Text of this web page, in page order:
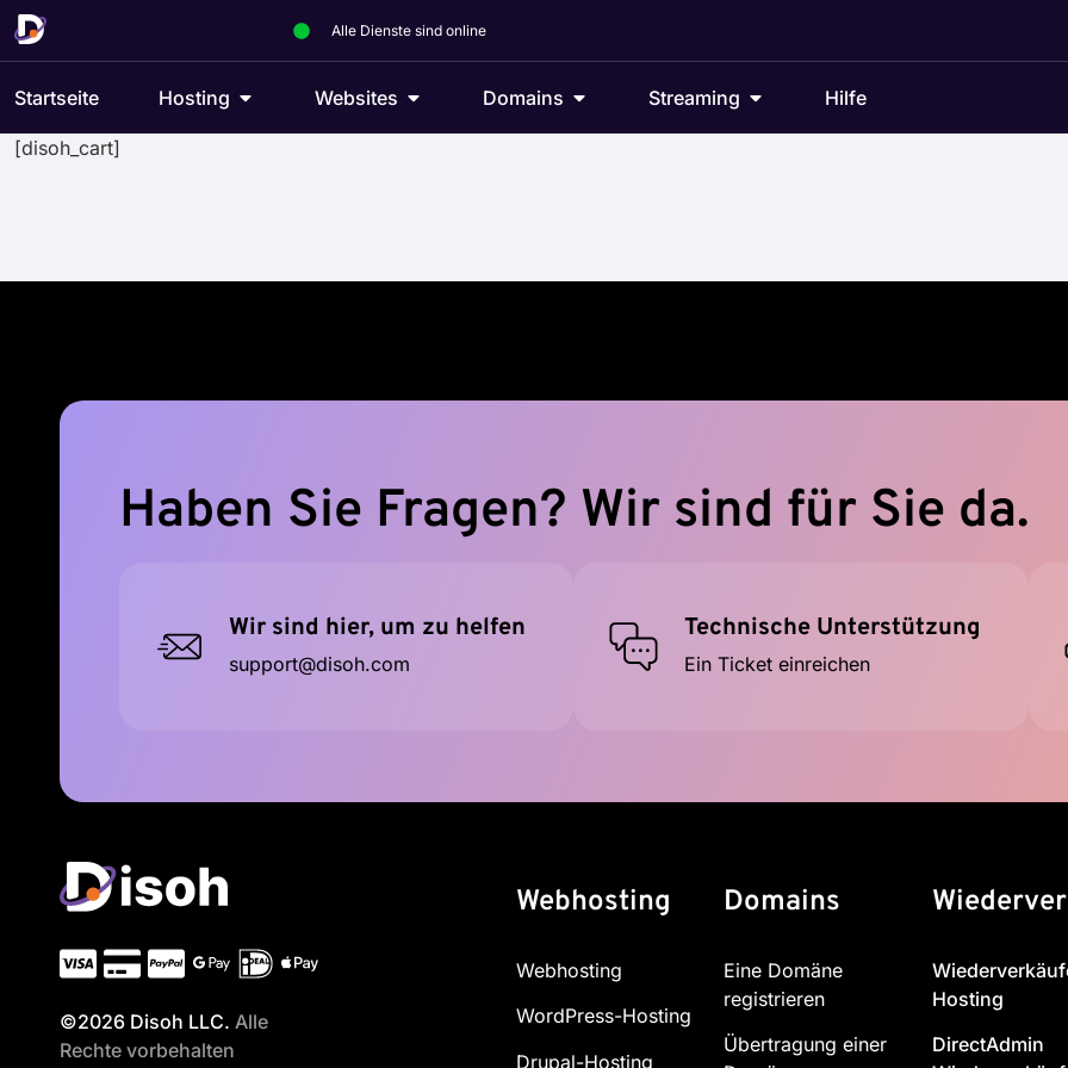
Alle Dienste sind online
Startseite Hosting Websites Domains Streaming Hilfe
[disoh_cart]
Haben Sie Fragen? Wir sind für Sie da.
Wir sind hier, um zu helfen
support@disoh.com
Technische Unterstützung
Ein Ticket einreichen
©2026 Disoh LLC. Alle
Rechte vorbehalten
Webhosting
Webhosting
WordPress-Hosting
Drupal-Hosting
Domains
Eine Domäne
registrieren
Übertragung einer
Hosting
DirectAdmin